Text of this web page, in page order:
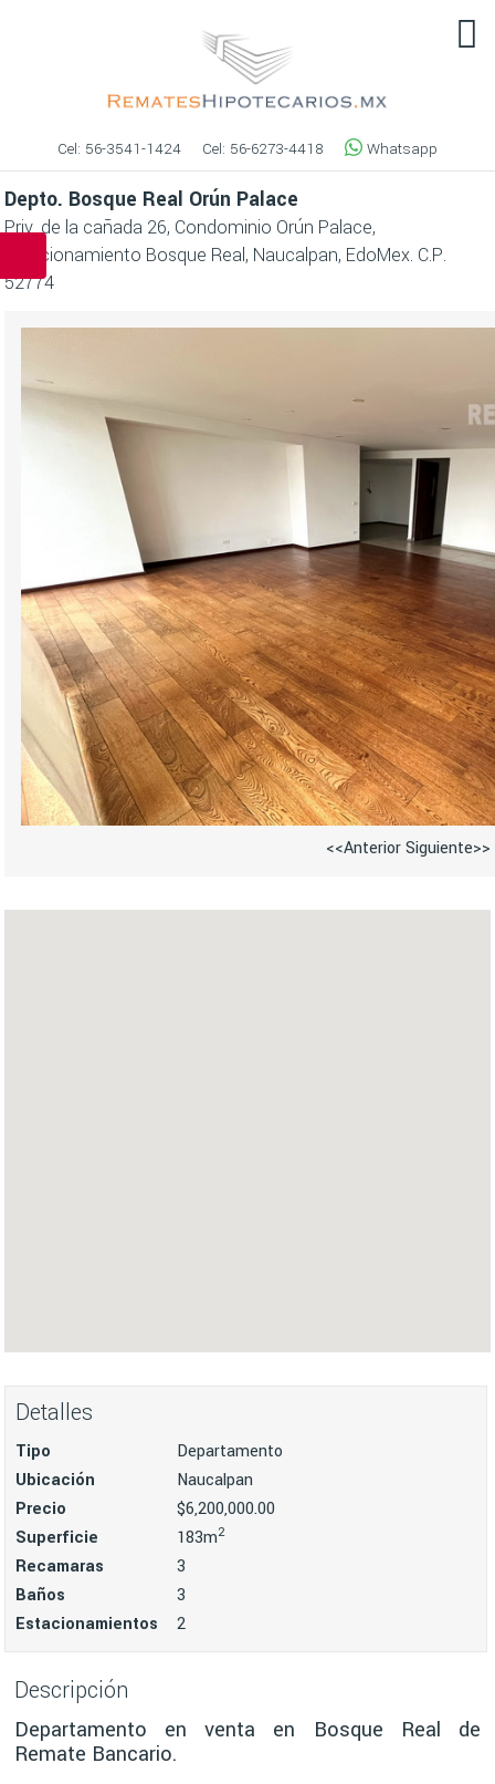
Cel: 56-3541-1424 Cel: 56-6273-4418 Whatsapp
Depto. Bosque Real Orún Palace
Priv. de la cañada 26, Condominio Orún Palace,
Fraccionamiento Bosque Real, Naucalpan, EdoMex. C.P.
52774
<<AnteriorSiguiente>>
Detalles
Tipo
Departamento
Ubicación
Naucalpan
Precio
$6,200,000.00
Superficie
183m2
Recamaras
3
Baños
3
Estacionamientos
2
Descripción
Departamento en venta en Bosque Real de
Remate Bancario.